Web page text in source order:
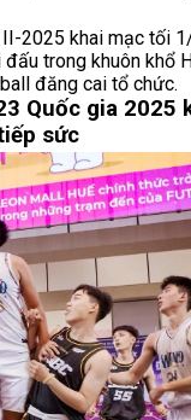
II-2025 khai mạc tối
trong khuôn khổ
đăng cai tổ chức.
Quốc gia 2025
sức